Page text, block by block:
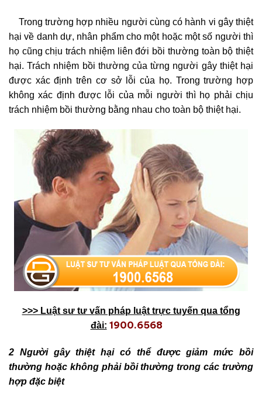
Trong trường hợp nhiều người cùng có hành vi gây thiệt
hại về danh dự, nhân phẩm cho một hoặc một số người thì
họ cũng chịu trách nhiệm liên đới bồi thường toàn bộ thiệt
hại. Trách nhiệm bồi thường của từng người gây thiệt hại
được xác định trên cơ sở lỗi của họ. Trong trường hợp
không xác định được lỗi của mỗi người thì họ phải chịu
trách nhiệm bồi thường bằng nhau cho toàn bộ thiệt hại.
>>> Luật sư tư vấn pháp luật trực tuyến qua tổng
đài: 1900.6568
2 Người gây thiệt hại có thể được giảm mức bồi
thường hoặc không phải bồi thường trong các trường
hợp đặc biệt